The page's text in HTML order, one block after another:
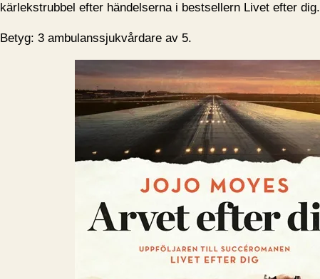
kärlekstrubbel efter händelserna i bestsellern Livet efter dig.
Betyg: 3 ambulanssjukvårdare av 5.